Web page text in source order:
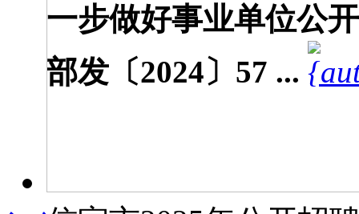
一步做好事业单位公
部发〔2024〕57 ...